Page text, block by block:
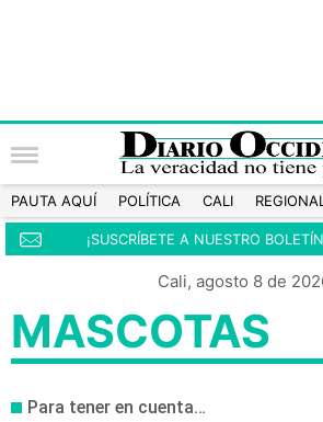
PAUTA AQUÍ POLÍTICA CALI REGIONAL
¡SUSCRÍBETE A NUESTRO
Cali, agosto 8 de
MASCOTAS
Para tener en cuenta…